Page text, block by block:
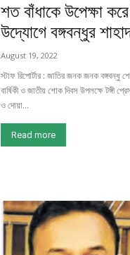
শত বাঁধাকে উপেক্ষা
উদ্যোগে বঙ্গবন্ধুর
August 19, 2022
স্টাফ রিপোর্টার : জাতির জনক জনক বঙ্গবন্ধু
বার্ষিকী ও জাতীয় শোক দিবস উপলক্ষে টঙ্গী
ও দোয়া...
Read more